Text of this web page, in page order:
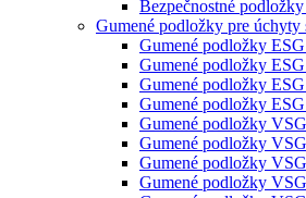
Bezpečnostné
Gumené podložky pre úchyty
Gumené podložky
Gumené podložky
Gumené podložky
Gumené podložky
Gumené podložky
Gumené podložky
Gumené podložky
Gumené podložky